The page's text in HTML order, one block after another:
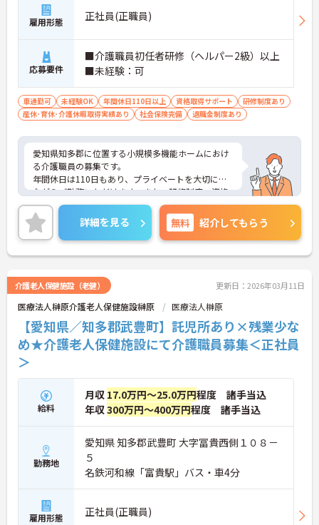
雇用形態 正社員(正職員)
応募要件
■介護職員初任者研修（ヘルパー2級）以上
■未経験：可
車通勤可 未経験OK 年間休日110日以上 資格取得サポート
研修制度あり
産休･育休･介護休暇取得実績あり
社会保険完備 退職金制度あり
愛知県知多郡に位置する小規模多機能ホームにおけ
る介護職員の募集です。
年間休日は110日もあり、プライベートを大切にし
ながらご勤務いただけます。また、研修制度・資格
取得支援制度あり、働きながらスキルアップが見込
めます。
ご興味のある方には、面接対策ポイントなど、さら
に詳細をお話しいたしますのでお気軽にご相談くだ
さい！
詳細を見る 無料 紹介してもらう
介護老人保健施設（老健） 更新日：2026年03月11日
医療法人榊原介護老人保健施設榊原 医療法人榊原
【愛知県／知多郡武豊町】託児所あり×残業少な
め★介護老人保健施設にて介護職員募集＜正社員
＞
給料
月収 17.0万円～25.0万円程度 諸手当込
年収300万円～400万円程度 諸手当込
勤務地
愛知県 知多郡武豊町 大字冨貴西側１０８－
５
名鉄河和線「富貴駅」バス・車4分
雇用形態 正社員(正職員)